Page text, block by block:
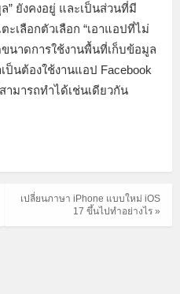
” ยังคงอยู่ และเป็นส่วนที่มี
ลือกตัวเลือก “เอาแอปที่ไม่
นาดการใช้งานพื้นที่เก็บข้อมูล
ป็นต้องใช้งานแอป Facebook
ามารถทำได้เช่นเดียวกัน
เปลี่ยนภาษา iPhone แบบใหม่ iOS
17 ขึ้นไปทำอย่างไร »